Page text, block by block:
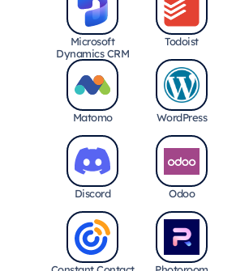
Microsoft
Dynamics CRM
Todoist
Matomo WordPress
Discord Odoo